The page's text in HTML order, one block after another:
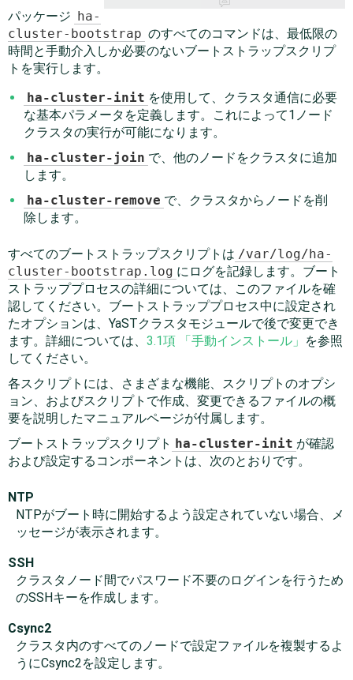
パッケージ ha-
cluster-bootstrap のすべてのコマンドは、最低限の
時間と手動介入しか必要のないブートストラップスクリプ
トを実行します。
ha-cluster-init を使用して、クラスタ通信に必要
な基本パラメータを定義します。これによって1ノード
クラスタの実行が可能になります。
ha-cluster-join で、他のノードをクラスタに追加
します。
ha-cluster-remove で、クラスタからノードを削
除します。
すべてのブートストラップスクリプトは /var/log/ha-
cluster-bootstrap.log にログを記録します。ブート
ストラッププロセスの詳細については、このファイルを確
認してください。ブートストラッププロセス中に設定され
たオプションは、YaSTクラスタモジュールで後で変更でき
ます。詳細については、 3.1項 「手動インストール」 を参照
してください。
各スクリプトには、さまざまな機能、スクリプトのオプシ
ョン、およびスクリプトで作成、変更できるファイルの概
要を説明したマニュアルページが付属します。
ブートストラップスクリプト ha-cluster-init が確認
および設定するコンポーネントは、次のとおりです。
NTP
NTPがブート時に開始するよう設定されていない場合、メ
ッセージが表示されます。
SSH
クラスタノード間でパスワード不要のログインを行うため
のSSHキーを作成します。
Csync2
クラスタ内のすべてのノードで設定ファイルを複製するよ
うにCsync2を設定します。